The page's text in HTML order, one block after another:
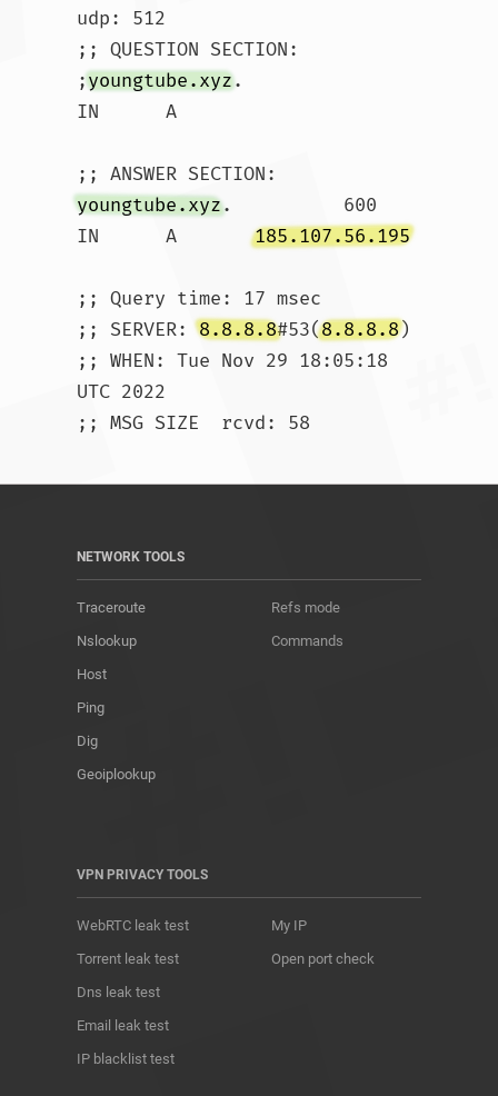
udp: 512
;; QUESTION SECTION:
;youngtube.xyz.
IN	A
youngtube.xyz.		600
IN	A 185.107.56.195
;; Query time: 17 msec
;; SERVER: 8.8.8.8#53(8.8.8.8)
;; WHEN: Tue Nov 29 18:05:18
UTC 2022
NETWORK TOOLS
Traceroute
Nslookup
Host
Ping
Dig
Geoiplookup
Refs mode
Commands
VPN PRIVACY TOOLS
WebRTC leak test
Torrent leak test
Dns leak test
Email leak test
IP blacklist test
My IP
Open port check